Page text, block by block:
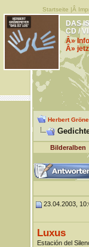
Startseite |Â
DAS
CD /
Â»
Â»
Herbert
Bilderalben
23.04.2003,
Luxus
Estación del